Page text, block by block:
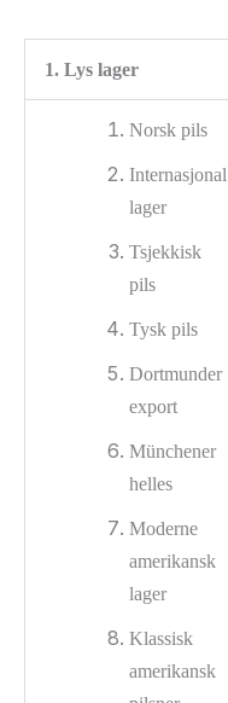
1. Lys lager
Norsk pils
Internasjonal
lager
Tsjekkisk
pils
Tysk pils
Dortmunder
export
Münchener
helles
Moderne
amerikansk
lager
Klassisk
amerikansk